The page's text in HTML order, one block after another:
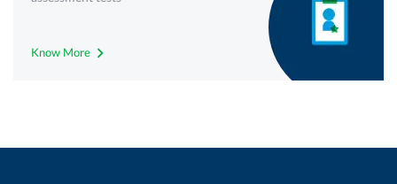
Know More